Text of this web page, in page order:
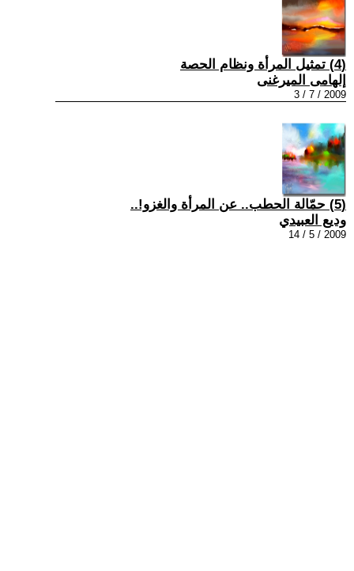
(4) تمثيل المرأة ونظام الحصة
إلهامى الميرغنى
2009 / 7 / 3
(5) حمّالة الحطب.. عن المرأة والغزو!..
وديع العبيدي
2009 / 5 / 14